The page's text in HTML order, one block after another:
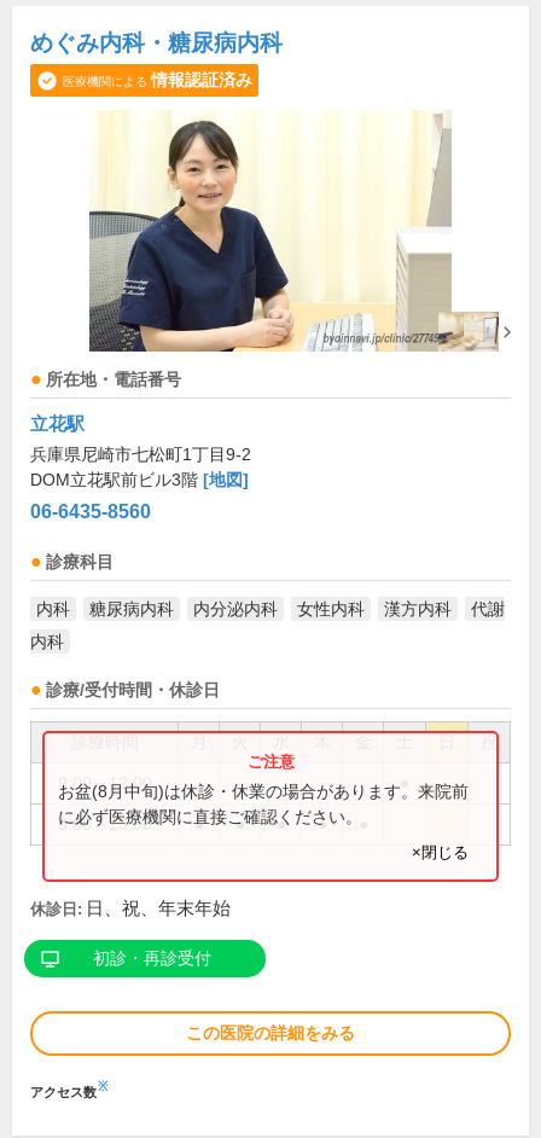
めぐみ内科・糖尿病内科
医療機関による 情報認証済み
所在地・電話番号
立花駅
兵庫県尼崎市七松町1丁目9-2
DOM立花駅前ビル3階 [地図]
06-6435-8560
診療科目
内科 糖尿病内科 内分泌内科 女性内科 漢方内科
代謝
内科
診療/受付時間・休診日
祝
9:00～12:00
9:00～13:00 ● ● ● ●
お盆(8月中旬)は休診・休業の場合があります。来院前
に必ず医療機関に直接ご確認ください。
×閉じる
休診日: 日、祝、年末年始
初診・再診受付
この医院の詳細をみる
アクセス数※